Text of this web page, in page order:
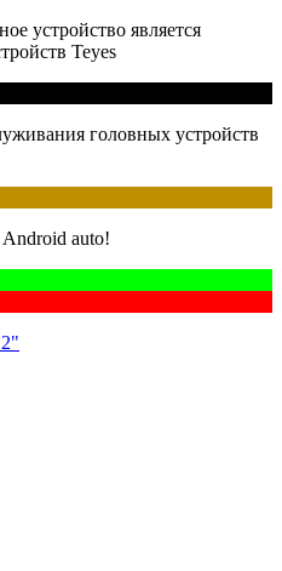
устройство является
Teyes
головных устройств
auto!